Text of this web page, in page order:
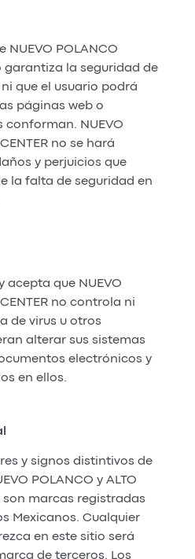
NUEVO POLANCO
garantiza la seguridad de
que el usuario podrá
páginas web o
conforman. NUEVO
no se hará
y perjuicios que
la falta de seguridad en
acepta que NUEVO
no controla ni
de virus u otros
alterar sus sistemas
electrónicos y
en ellos.
y signos distintivos de
POLANCO y ALTO
son marcas registradas
Mexicanos. Cualquier
en este sitio será
de terceros. Los